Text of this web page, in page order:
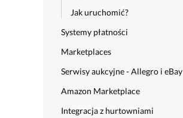
Jak uruchomić?
Systemy płatności
Marketplaces
Serwisy aukcyjne - Allegro i eBay
Amazon Marketplace
Integracja z hurtowniami